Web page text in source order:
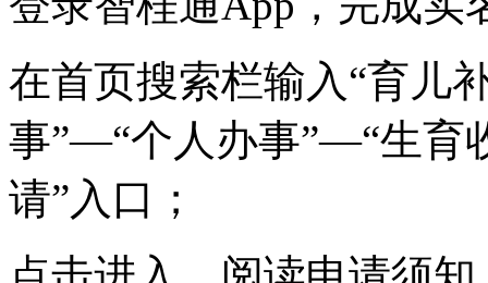
在首页搜索栏输入“育儿
事”—“个人办事”—“生育
请”入口；